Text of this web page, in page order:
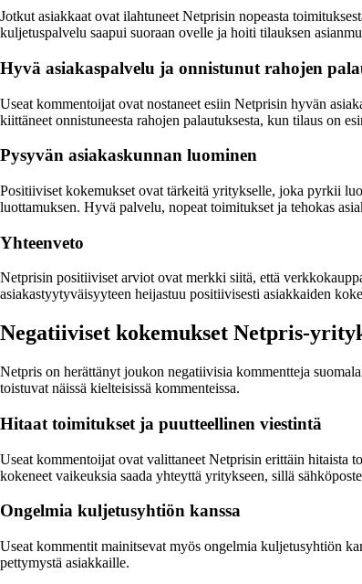
Jotkut asiakkaat ovat ilahtuneet Netprisin nopeasta
kuljetuspalvelu saapui suoraan ovelle ja hoiti tilauksen
Hyvä asiakaspalvelu ja onnistunut rahojen
Useat kommentoijat ovat nostaneet esiin Netprisin hyvän
kiittäneet onnistuneesta rahojen palautuksesta, kun tilaus on
Pysyvän asiakaskunnan luominen
Positiiviset kokemukset ovat tärkeitä yritykselle, joka pyrkii
luottamuksen. Hyvä palvelu, nopeat toimitukset ja tehokas
Yhteenveto
Netprisin positiiviset arviot ovat merkki siitä, että
asiakastyytyväisyyteen heijastuu positiivisesti asiakkaiden
Negatiiviset kokemukset Netpris-
Netpris on herättänyt joukon negatiivisia kommentteja
toistuvat näissä kielteisissä kommenteissa.
Hitaat toimitukset ja puutteellinen viestintä
Useat kommentoijat ovat valittaneet Netprisin erittäin hitaista
kokeneet vaikeuksia saada yhteyttä yritykseen, sillä
Ongelmia kuljetusyhtiön kanssa
Useat kommentit mainitsevat myös ongelmia kuljetusyhtiön
pettymystä asiakkaille.